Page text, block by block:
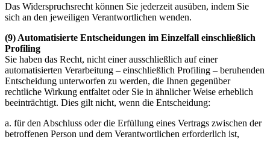
Das Widerspruchsrecht können Sie jederzeit ausüben, indem Sie
sich an den jeweiligen Verantwortlichen wenden.
(9) Automatisierte Entscheidungen im Einzelfall einschließlich
Profiling
Sie haben das Recht, nicht einer ausschließlich auf einer
automatisierten Verarbeitung – einschließlich Profiling – beruhenden
Entscheidung unterworfen zu werden, die Ihnen gegenüber
rechtliche Wirkung entfaltet oder Sie in ähnlicher Weise erheblich
beeinträchtigt. Dies gilt nicht, wenn die Entscheidung:
a. für den Abschluss oder die Erfüllung eines Vertrags zwischen der
betroffenen Person und dem Verantwortlichen erforderlich ist,